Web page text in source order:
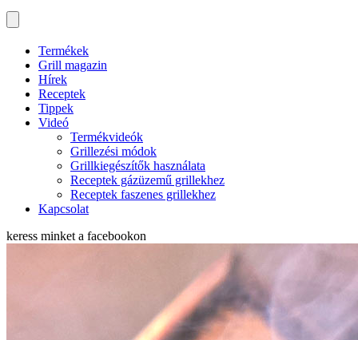
Termékek
Grill magazin
Hírek
Receptek
Tippek
Videó
Termékvideók
Grillezési módok
Grillkiegészítők használata
Receptek gázüzemű grillekhez
Receptek faszenes grillekhez
Kapcsolat
keress minket a facebookon